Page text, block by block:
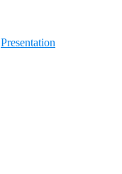
Presentation